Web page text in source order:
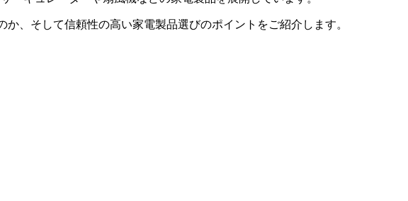
、そして信頼性の高い家電製品選びのポイントをご紹介します。